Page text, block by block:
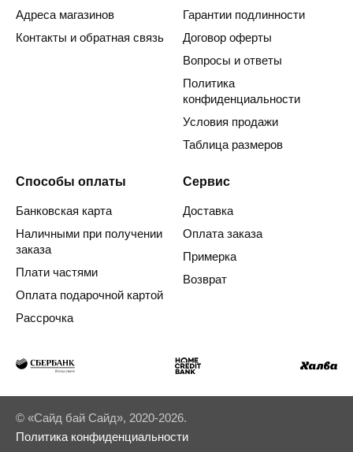
Адреса магазинов
Контакты и обратная связь
Гарантии подлинности
Договор оферты
Вопросы и ответы
Политика
конфиденциальности
Условия продажи
Таблица размеров
Способы оплаты
Банковская карта
Наличными при получении
заказа
Плати частями
Оплата подарочной картой
Рассрочка
Сервис
Доставка
Оплата заказа
Примерка
Возврат
© «Сайд бай Сайд», 2020-2026.
Политика конфиденциальности